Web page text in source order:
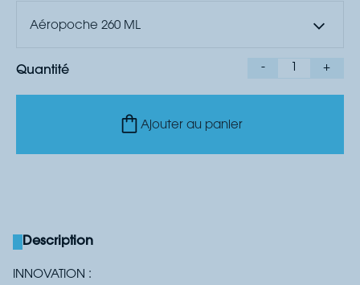
Aéropoche 260 ML
Quantité - +
Ajouter au panier
Description
INNOVATION :